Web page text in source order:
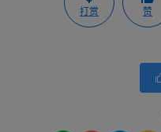
打赏 赞